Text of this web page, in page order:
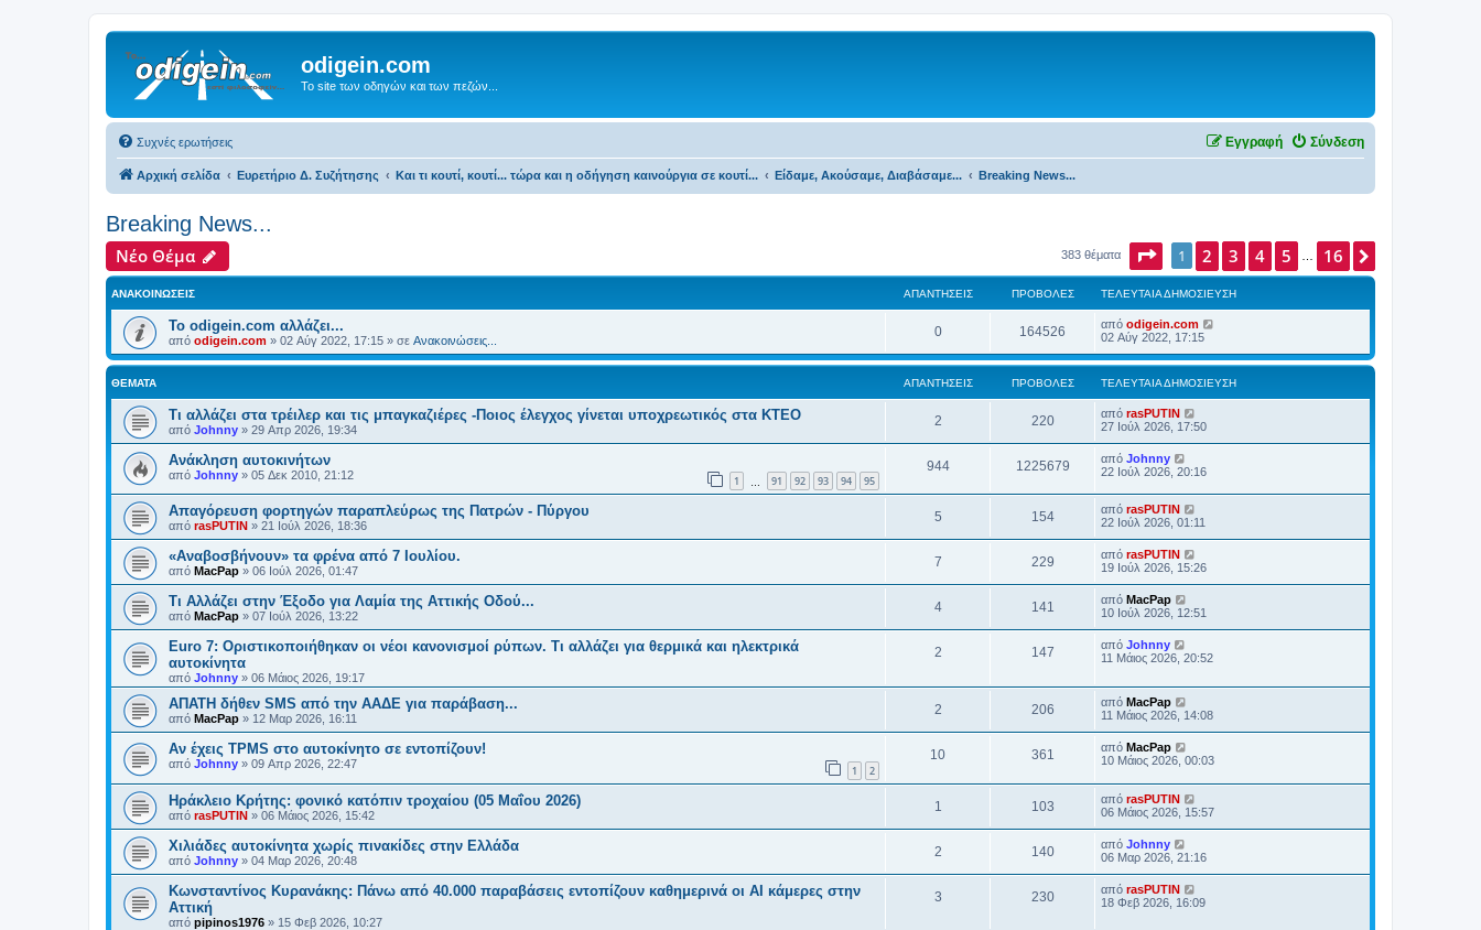
odigein.com
Το site των οδηγών και των πεζών...
Συχνές ερωτήσεις Σύνδεση
Εγγραφή
Αρχική σελίδα Ευρετήριο Δ. Συζήτησης Και τι κουτί, κουτί... τώρα και η οδήγηση καινούργια σε κουτί... Είδαμε, Ακούσαμε, Διαβάσαμε... Breaking News...
Breaking News...
Νέο Θέμα 383 θέματα Σελίδα από 16
1 2 3 4 5 16
ΑΝΑΚΟΙΝΏΣΕΙΣ ΑΠΑΝΤΉΣΕΙΣ ΠΡΟΒΟΛΈΣ ΤΕΛΕΥΤΑΊΑ ΔΗΜΟΣΊΕΥΣΗ
Το odigein.com αλλάζει...
από odigein.com » 02 Αύγ 2022, 17:15 » σε Ανακοινώσεις...
0 164526 από odigein.com
02 Αύγ 2022, 17:15
ΘΈΜΑΤΑ ΑΠΑΝΤΉΣΕΙΣ ΠΡΟΒΟΛΈΣ ΤΕΛΕΥΤΑΊΑ ΔΗΜΟΣΊΕΥΣΗ
Τι αλλάζει στα τρέιλερ και τις μπαγκαζιέρες -Ποιος έλεγχος γίνεται υποχρεωτικός στα ΚΤΕΟ
από Johnny » 29 Απρ 2026, 19:34
2 220 από rasPUTIN
27 Ιούλ 2026, 17:50
Ανάκληση αυτοκινήτων
από Johnny » 05 Δεκ 2010, 21:12 1 91 92 93 94 95
944 1225679 από Johnny
22 Ιούλ 2026, 20:16
Απαγόρευση φορτηγών παραπλεύρως της Πατρών - Πύργου
από rasPUTIN » 21 Ιούλ 2026, 18:36
5 154 από rasPUTIN
22 Ιούλ 2026, 01:11
«Αναβοσβήνουν» τα φρένα από 7 Ιουλίου.
από MacPap » 06 Ιούλ 2026, 01:47
7 229 από rasPUTIN
19 Ιούλ 2026, 15:26
Τι Αλλάζει στην Έξοδο για Λαμία της Αττικής Οδού...
από MacPap » 07 Ιούλ 2026, 13:22
4 141 από MacPap
10 Ιούλ 2026, 12:51
Euro 7: Οριστικοποιήθηκαν οι νέοι κανονισμοί ρύπων. Τι αλλάζει για θερμικά και ηλεκτρικά
αυτοκίνητα
από Johnny » 06 Μάιος 2026, 19:17
2 147 από Johnny
11 Μάιος 2026, 20:52
ΑΠΑΤΗ δήθεν SMS από την ΑΑΔΕ για παράβαση...
από MacPap » 12 Μαρ 2026, 16:11
2 206 από MacPap
11 Μάιος 2026, 14:08
Αν έχεις TPMS στο αυτοκίνητο σε εντοπίζουν!
από Johnny » 09 Απρ 2026, 22:47 1 2
10 361 από MacPap
10 Μάιος 2026, 00:03
Ηράκλειο Κρήτης: φονικό κατόπιν τροχαίου (05 Μαΐου 2026)
από rasPUTIN » 06 Μάιος 2026, 15:42
1 103 από rasPUTIN
06 Μάιος 2026, 15:57
Χιλιάδες αυτοκίνητα χωρίς πινακίδες στην Ελλάδα
από Johnny » 04 Μαρ 2026, 20:48
2 140 από Johnny
06 Μαρ 2026, 21:16
Κωνσταντίνος Κυρανάκης: Πάνω από 40.000 παραβάσεις εντοπίζουν καθημερινά οι AI κάμερες στην
Αττική
από pipinos1976 » 15 Φεβ 2026, 10:27
3 230 από rasPUTIN
18 Φεβ 2026, 16:09